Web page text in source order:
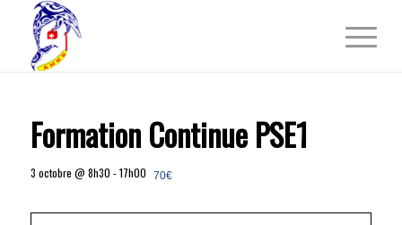
Formation Continue PSE1
3 octobre @ 8h30 -17h00 70€